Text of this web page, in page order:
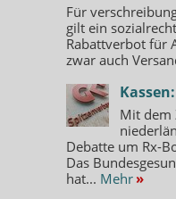
Für
gilt ein
Rabattverbot für
zwar auch
Mit dem
Debatte um Rx-
Das
hat... Mehr »